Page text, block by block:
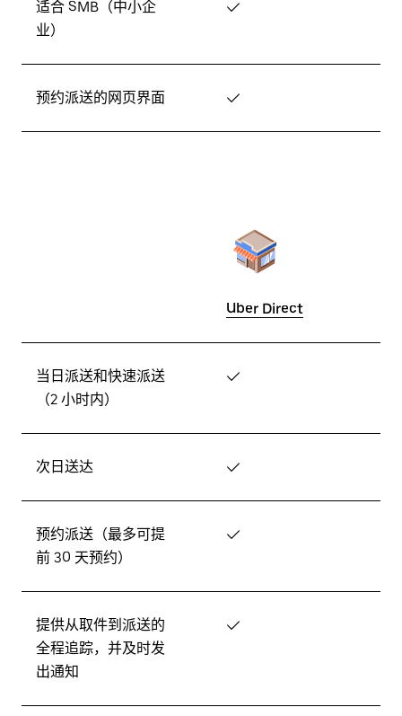
适合 SMB（中小企
业）
✓
预约派送的网页界面 ✓
Uber Direct
当日派送和快速派送
（2 小时内）
✓
次日送达 ✓
预约派送（最多可提
前 30 天预约）
✓
提供从取件到派送的
全程追踪，并及时发
出通知
✓